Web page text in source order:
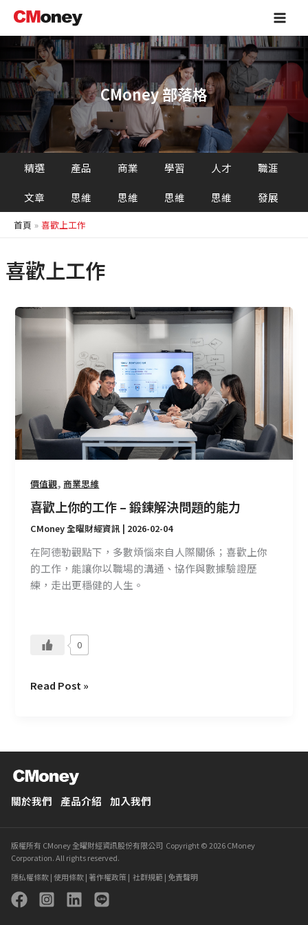
主
容
Main
CMoney 部落格
精選
文章
產品
思維
商業
思維
學習
思維
人才
思維
職涯
發展
首頁 喜歡上工作
喜歡上工作
價值觀,商業思維
喜歡上你的工作 – 鍛鍊解決問題的能力
CMoney 全曜財經資訊 | 2026-02-04
在阿德勒觀點下，多數煩惱來自人際關係；喜歡上你
的工作，能讓你以職場的溝通、協作與數據驗證歷
練，走出更穩健的人生。
0
喜
作
–
鍛
鍊
解
問
題
的
能
力
Read Post »
關於我們 產品介紹 加入我們
版權所有 CMoney 全曜財經資訊股份有限公司 Copyright © 2026 CMoney
Corporation. All rights reserved.
隱私權條款|使用條款| 著作權政策| 社群規範 | 免責聲明